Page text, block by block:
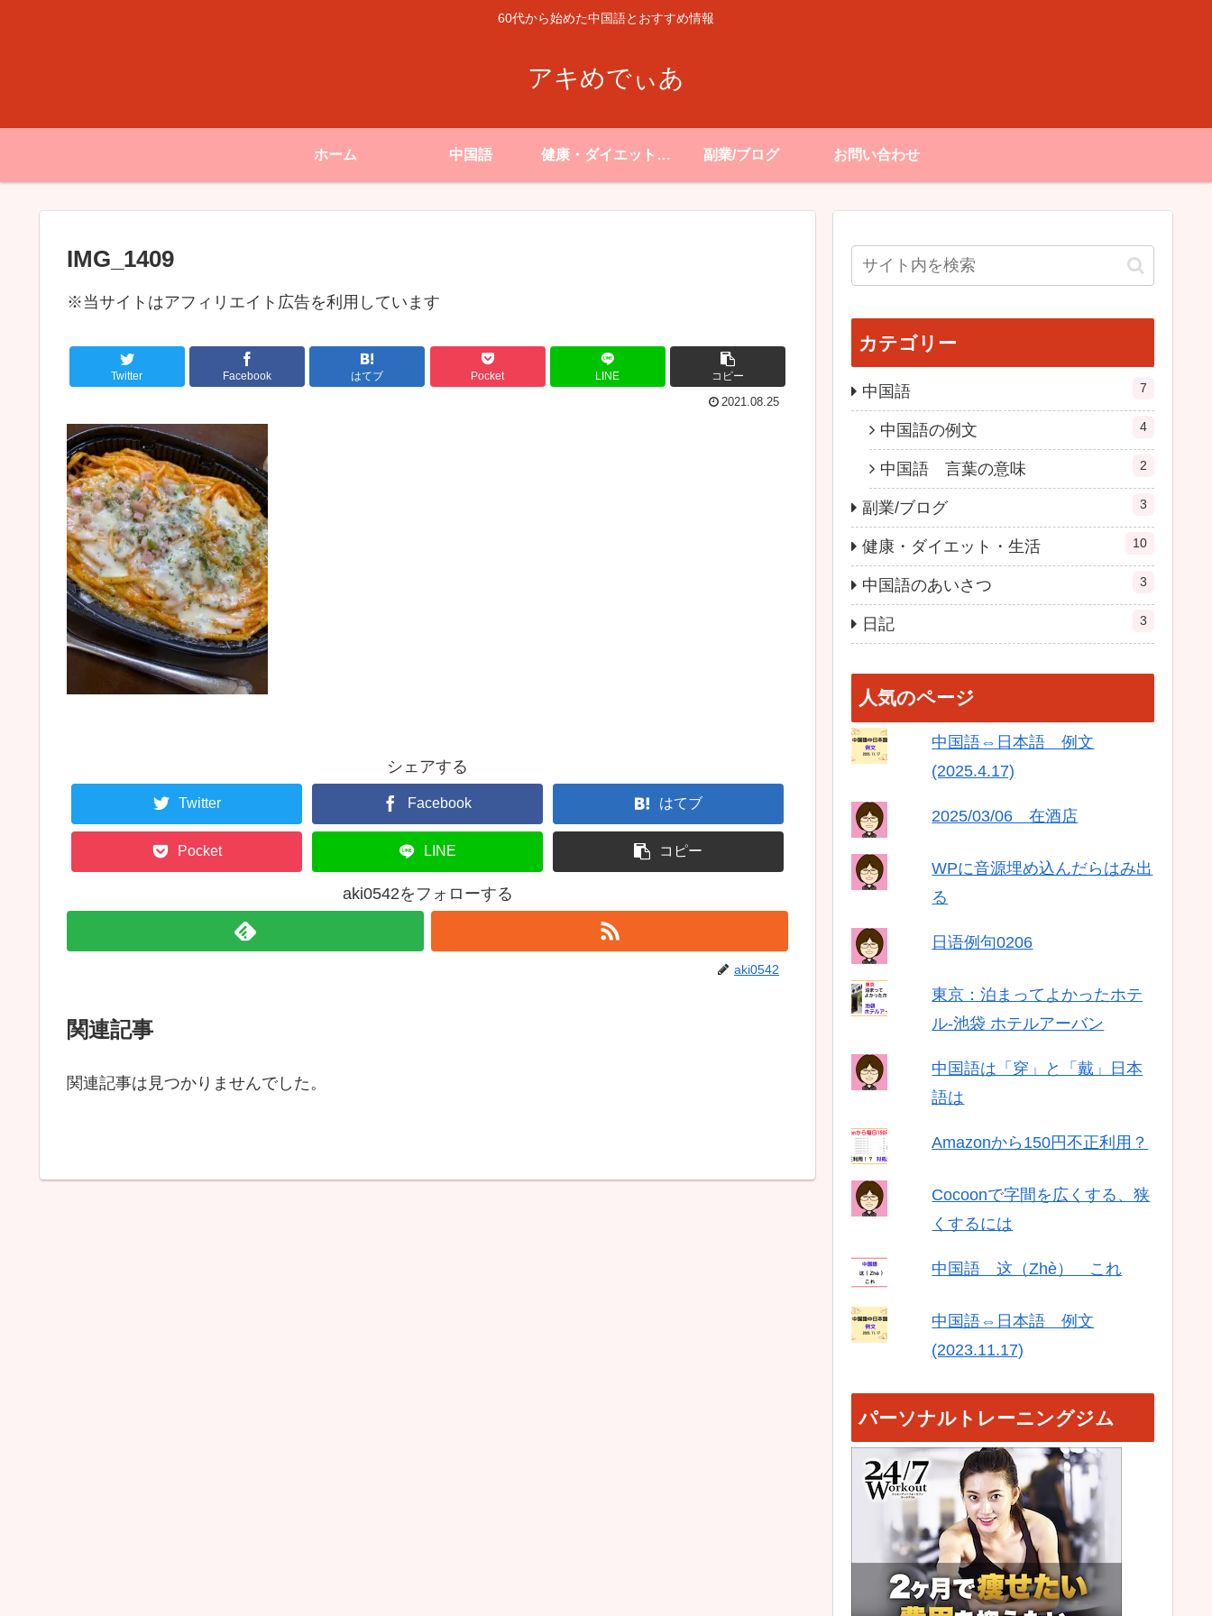
60代から始めた中国語とおすすめ情報
アキめでぃあ
ホーム 中国語 健康・ダイエット・
生活
副業/ブログ お問い合わせ
IMG_1409
※当サイトはアフィリエイト広告を利用しています
Twitter Facebook はてブ Pocket LINE コピー
2021.08.25
シェアする
Twitter Facebook はてブ
Pocket LINE コピー
aki0542をフォローする
aki0542
関連記事
関連記事は見つかりませんでした。
カテゴリー
中国語 7
中国語の例文 4
中国語 言葉の意味 2
副業/ブログ 3
健康・ダイエット・生活 10
中国語のあいさつ 3
日記 3
人気のページ
中国語⇔日本語 例文
(2025.4.17)
2025/03/06 在酒店
WPに音源埋め込んだらはみ出
る
日语例句0206
東京：泊まってよかったホテ
ル-池袋 ホテルアーバン
中国語は「穿」と「戴」日本
語は
Amazonから150円不正利用？
Cocoonで字間を広くする、狭
くするには
中国語 这（Zhè） これ
中国語⇔日本語 例文
(2023.11.17)
パーソナルトレーニングジム